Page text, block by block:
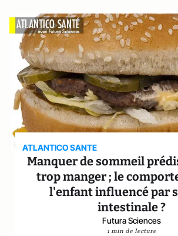
ATLANTICO SANTE
Manquer de sommeil
trop manger ; le
l'enfant influencé par
intestinale ?
Futura Sciences
1 min de lecture